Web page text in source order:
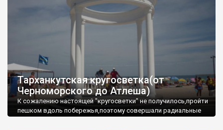
Тарханкутская кругосветка(от
Черноморского до Атлеша)
К сожалению настоящей "кругосветки" не получилось,пройти
пешком вдоль побережья,поэтому совершали радиальные